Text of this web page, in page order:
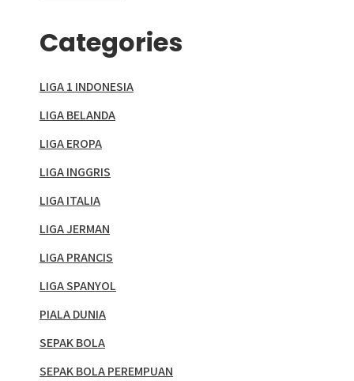
Categories
LIGA 1 INDONESIA
LIGA BELANDA
LIGA EROPA
LIGA INGGRIS
LIGA ITALIA
LIGA JERMAN
LIGA PRANCIS
LIGA SPANYOL
PIALA DUNIA
SEPAK BOLA
SEPAK BOLA PEREMPUAN